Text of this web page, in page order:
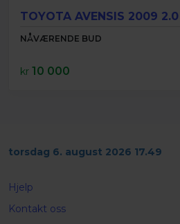
TOYOTA AVENSIS 2009
NÅVÆRENDE BUD
kr 10 000
torsdag 6. august 2026 17.49
Hjelp
Kontakt oss